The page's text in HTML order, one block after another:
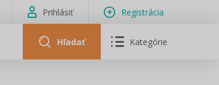
Prihlásiť Registrácia
Hľadať Kategórie